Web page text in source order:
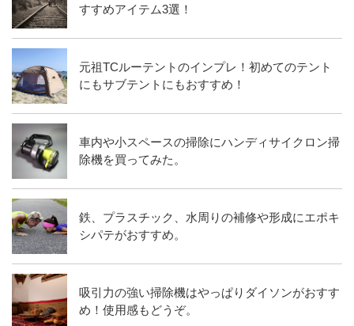
すすめアイテム3選！
元祖TCルーテントのインプレ！初めてのテント
にもサブテントにもおすすめ！
車内や小スペースの掃除にハンディサイクロン掃
除機を買ってみた。
鉄、プラスチック、水周りの補修や形成にエポキ
シパテがおすすめ。
吸引力の強い掃除機はやっぱりダイソンがおすす
め！使用感もどうぞ。